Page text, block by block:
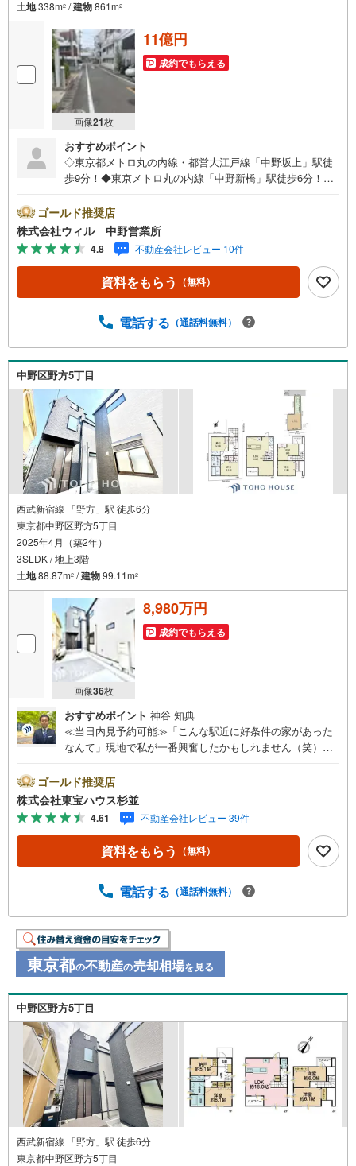
土地338m2 /建物861m2
画像21枚
11億円
成約でもらえる
おすすめポイント
◇東京都メトロ丸の内線・都営大江戸線「中野坂上」駅徒
歩9分！◆東京メトロ丸の内線「中野新橋」駅徒歩6分！◇
設計、鹿島建設施工！◇延床面積861平米（約260坪）、4
階建て地下1階付RC造！◆地下駐車場は最大8台駐車可能！
（高さ制限あり）◇現在は事務所兼自宅としてご利用中！
◆事務所、音楽ホール、神社、教会、礼拝堂等多様の用途
で検討いただけます！◇1階から4階までのエレベーターあ
り！◆2階ホールは天窓やステンドグラスあり！
ゴールド推奨店
株式会社ウィル 中野営業所
4.8 不動産会社レビュー 10件
資料をもらう （無料）
電話する （通話料無料）
中野区野方5丁目
西武新宿線 「野方」駅 徒歩6分
東京都中野区野方5丁目
2025年4月（築2年）
3SLDK / 地上3階
土地88.87m2 /建物99.11m2
画像36枚
8,980万円
成約でもらえる
おすすめポイント 神谷 知典
≪当日内見予約可能≫「こんな駅近に好条件の家があった
なんて」現地で私が一番興奮したかもしれません（笑）外
南側の遊歩道から差し込む光でポカポカ。このツンデレな
ギャップがです！さらに驚くのは幅約3mもある駐車スペー
ス。車2台に自転車まで余裕で置けちゃうんです。駅徒歩6
分でこの広さは自慢できるレベル。全4部屋で家族みんなが
笑顔になれる理想の住まいです。に見に来て損はないです
よ！・未来を予測し人生設計から始まる「未来カレンダ
をオンライン上でご提案「ミラカレクラブ」。・不動産売
イジングサービス。・購入者様へ、税理士による確定申告
の無料セミナーをご招待いたします。
ゴールド推奨店
株式会社東宝ハウス杉並
4.61 不動産会社レビュー 39件
資料をもらう （無料）
電話する （通話料無料）
東京都の不動産の売却相場を見る
中野区野方5丁目
西武新宿線 「野方」駅 徒歩6分
東京都中野区野方5丁目